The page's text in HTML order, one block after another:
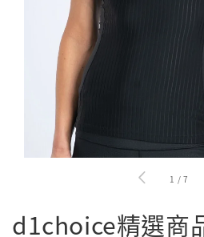
1 /7
d1choice精選商